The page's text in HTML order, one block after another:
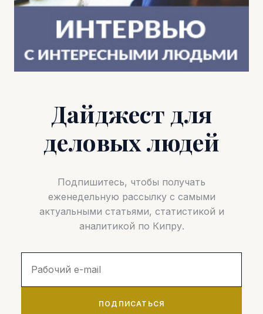
Дайджест для
деловых людей
Подпишитесь, чтобы получать
еженедельную рассылку с самыми
актуальными статьями, статистикой и
аналитикой по Кипру.
ПОДПИСАТЬСЯ